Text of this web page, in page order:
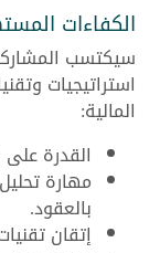
الكفاءات
سيكتسب
استراتيجيات
المالية:
القدرة على
مهارة
بالعقود.
إتقان